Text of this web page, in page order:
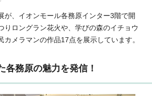
が、イオンモール各務原インター3階で開
りロングラン花火や、学びの森のイチョウ
カメラマンの作品17点を展示しています。
各務原の魅力を発信！